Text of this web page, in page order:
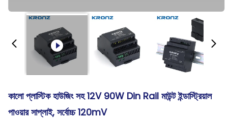
কালো প্লাস্টিক হাউজিং সহ 12V 90W Din Rail মাউন্ট ইন্ডাস্ট্রিয়াল
পাওয়ার সাপ্লাই, সর্বোচ্চ 120mV